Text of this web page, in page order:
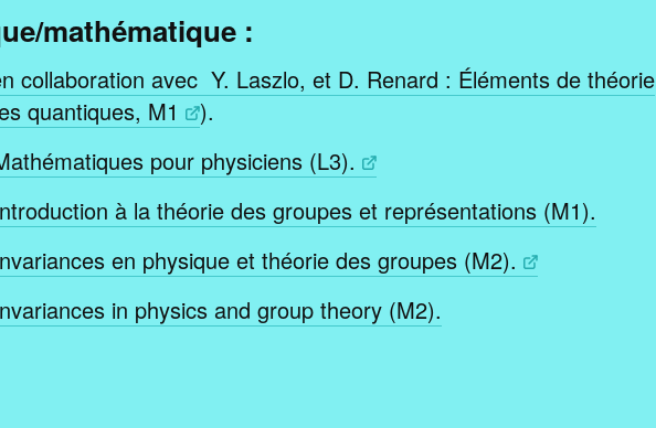
mathématique :
collaboration avec Y. Laszlo, et D. Renard : Éléments de théorie
quantiques, M1
).
pour physiciens (L3).
à la théorie des groupes et représentations (M1).
en physique et théorie des groupes (M2).
in physics and group theory (M2).